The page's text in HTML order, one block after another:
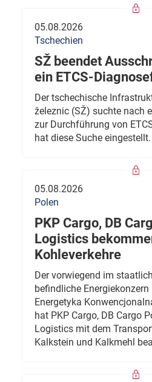
05.08.2026
Tschechien
SŽ beendet
ein ETCS-
Der tschechische
železnic (SŽ) suchte nach
zur Durchführung von
hat diese Suche eingestellt.
05.08.2026
Polen
PKP Cargo, DB
Logistics
Kohleverkehre
Der vorwiegend im
befindliche Energiekonzern
Energetyka
hat PKP Cargo, DB Cargo
Logistics mit dem
Kalkstein und Kalkmehl